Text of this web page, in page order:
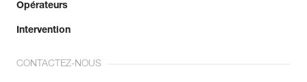
Opérateurs
Intervention
CONTACTEZ-NOUS